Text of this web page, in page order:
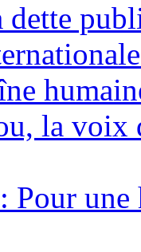
la voix
Pour